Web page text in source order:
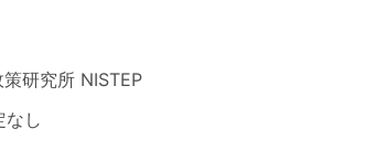
研究所 NISTEP
なし